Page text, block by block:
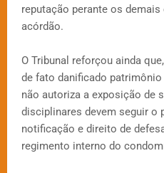
reputação perante os
acórdão.
O Tribunal reforçou ainda
de fato danificado
não autoriza a exposição de
disciplinares devem seguir o
notificação e direito de
regimento interno do